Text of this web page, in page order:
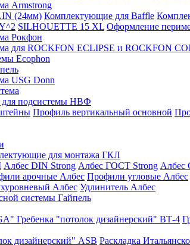
Armstrong
(24мм) Комплектующие для Baffle
SILHOUETTE 15 XL Оформление
Рокфон
для ROCKFON ECLIPSE и ROCKFON
Ecophon
USG Donn
подсистемы НВФ
Профиль вертикальный основной
для монтажа ГКЛ
Албес DIN Strong Албес ГОСТ Strong Албес
арочные Албес Профили угловые Албес
Албес Удлинитель Албес
системы Гайпель
Гребенка "потолок дизайнерский" ВТ-4
дизайнерский" ASB Раскладка